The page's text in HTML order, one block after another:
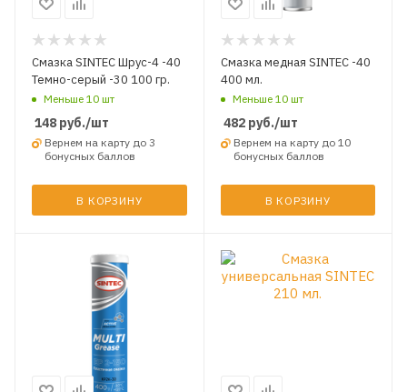
Смазка SINTEC Шрус-4 -40
Темно-серый -30 100 гр.
Меньше 10 шт
148 руб./шт
Вернем на карту до 3
бонусных баллов
В КОРЗИНУ
Смазка медная SINTEC -40
400 мл.
Меньше 10 шт
482руб./шт
Вернем на карту до 10
бонусных баллов
В КОРЗИНУ